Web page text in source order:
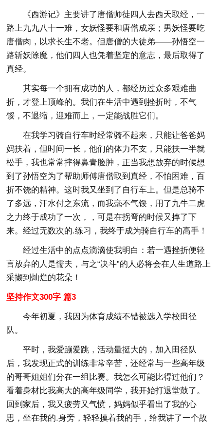
《西游记》主要讲了唐僧师徒四人去西天取经，一
路上九九八十一难，女妖怪要和唐僧成亲；男妖怪要吃
唐僧肉，以求长生不老。但唐僧的大徒弟——孙悟空一
路斩妖除魔，他们四人也凭着坚定的意志，最后取得了
真经。
其实每一个拥有成功的人，都经历过众多艰难曲
折，才登上顶峰的。我们在生活中遇到挫折时，不气
馁，不退缩，迎难而上，一定能战胜它们。
在我学习骑自行车时经常骑不起来，只能让爸爸妈
妈扶着，但时间一长，他们的体力不支，只能扶一半就
松手，我也常常摔得鼻青脸肿，正当我想放弃的时候想
到了孙悟空为了帮助师傅唐僧取到真经，不怕困难，百
折不饶的精神。这时我又坐到了自行车上。但是总骑不
了多远，汗水付之东流，而我毫不气馁，用了九牛二虎
之力终于成功了一次，，可是在拐弯的时候又摔了下
来。经过无数次的.练习，我终于成为骑自行车的高手！
经过生活中的点点滴滴使我明白：若一遇挫折便轻
言放弃的人是懦夫，与之“决斗”的人必将会在人生道路上
采撷到灿烂的花朵！
坚持作文300字 篇3
今年初夏，我因为体育成绩不错被选入学校田径
队。
平时，我爱蹦爱跳，活动量挺大的，加入田径队
后，我发现正式的训练非常辛苦，还经常与一些高年级
的哥哥姐姐们分在一组比赛。我怎么可能比得过他们？
看着身材比我高大的高年级同学，我开始打退堂鼓了。
回到家后，我又疲劳又气愤，妈妈似乎看出了我的心
思，坐在我的.身旁，轻轻摸着我的手，给我讲了一个故